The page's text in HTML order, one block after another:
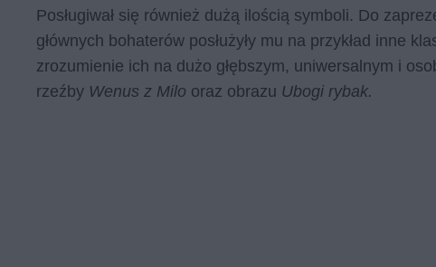
Posługiwał się również dużą ilością symboli. Do
głównych bohaterów posłużyły mu na przykład inne
zrozumienie ich na dużo głębszym, uniwersalnym i
rzeźby Wenus z Milo oraz obrazu Ubogi rybak.